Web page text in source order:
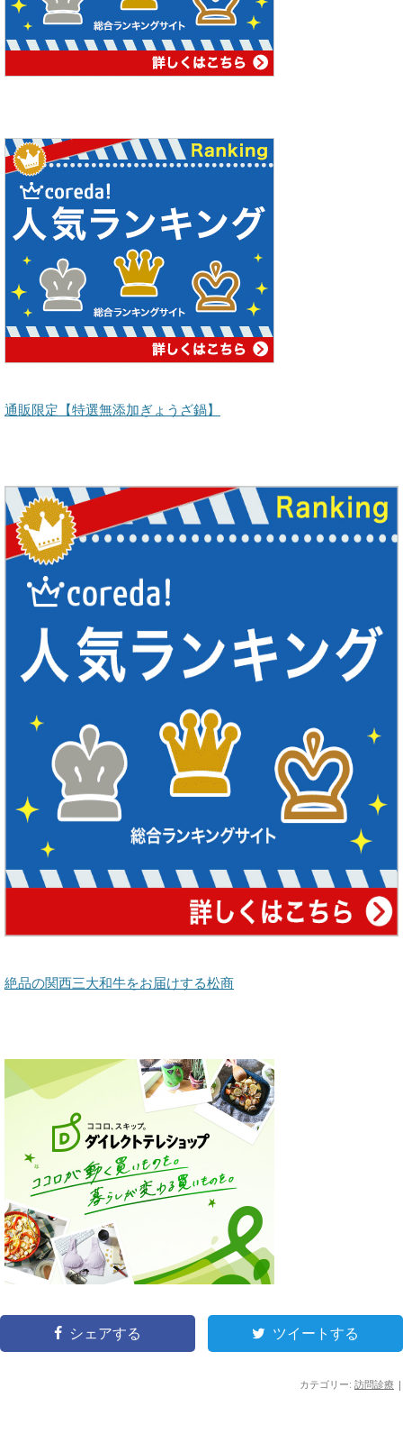
通販限定【特選無添加ぎょうざ鍋】
絶品の関西三大和牛をお届けする松商
シェアする ツイートする
カテゴリー: 訪問診療 |